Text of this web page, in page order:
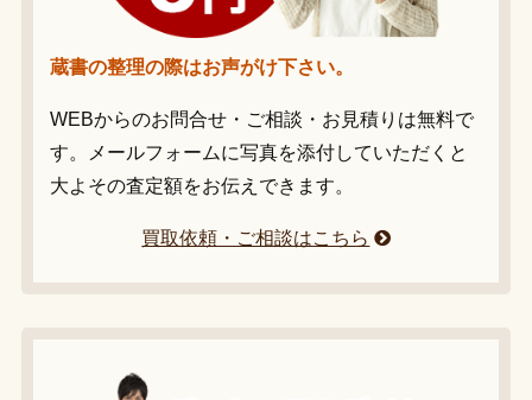
蔵書の整理の際はお声がけ下さい。
WEBからのお問合せ・ご相談・お見積りは無料で
す。メールフォームに写真を添付していただくと
大よその査定額をお伝えできます。
買取依頼・ご相談はこちら